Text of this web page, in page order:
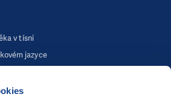
v tísni
jazyce